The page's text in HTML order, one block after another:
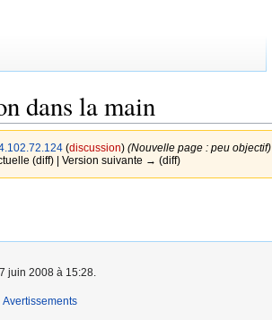
dans la main
(discussion) (Nouvelle page : peu objectif)
(diff) | Version suivante → (diff)
juin 2008 à 15:28.
Avertissements